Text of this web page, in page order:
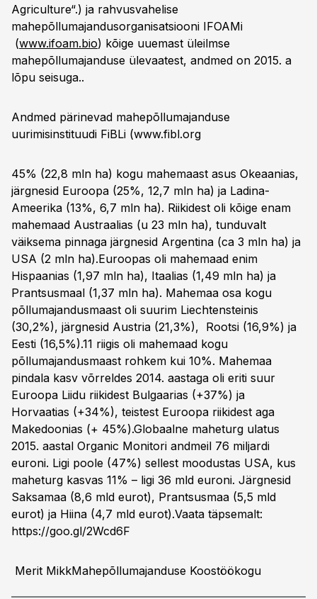
Agriculture“.) ja rahvusvahelise
mahepõllumajandusorganisatsiooni IFOAMi
(www.ifoam.bio) kõige uuemast üleilmse
mahepõllumajanduse ülevaatest, andmed on 2015. a
lõpu seisuga..
Andmed pärinevad mahepõllumajanduse
uurimisinstituudi FiBLi (www.fibl.org
45% (22,8 mln ha) kogu mahemaast asus Okeaanias,
järgnesid Euroopa (25%, 12,7 mln ha) ja Ladina-
Ameerika (13%, 6,7 mln ha). Riikidest oli kõige enam
mahemaad Austraalias (u 23 mln ha), tunduvalt
väiksema pinnaga järgnesid Argentina (ca 3 mln ha) ja
USA (2 mln ha).Euroopas oli mahemaad enim
Hispaanias (1,97 mln ha), Itaalias (1,49 mln ha) ja
Prantsusmaal (1,37 mln ha). Mahemaa osa kogu
põllumajandusmaast oli suurim Liechtensteinis
(30,2%), järgnesid Austria (21,3%), Rootsi (16,9%) ja
Eesti (16,5%).11 riigis oli mahemaad kogu
põllumajandusmaast rohkem kui 10%. Mahemaa
pindala kasv võrreldes 2014. aastaga oli eriti suur
Euroopa Liidu riikidest Bulgaarias (+37%) ja
Horvaatias (+34%), teistest Euroopa riikidest aga
Makedoonias (+ 45%).Globaalne maheturg ulatus
2015. aastal Organic Monitori andmeil 76 miljardi
euroni. Ligi poole (47%) sellest moodustas USA, kus
maheturg kasvas 11% – ligi 36 mld euroni. Järgnesid
Saksamaa (8,6 mld eurot), Prantsusmaa (5,5 mld
eurot) ja Hiina (4,7 mld eurot).Vaata täpsemalt:
https://goo.gl/2Wcd6F
Merit MikkMahepõllumajanduse Koostöökogu